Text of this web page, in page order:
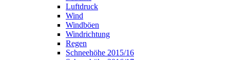
Luftdruck
Wind
Windböen
Windrichtung
Regen
Schneehöhe 2015/16